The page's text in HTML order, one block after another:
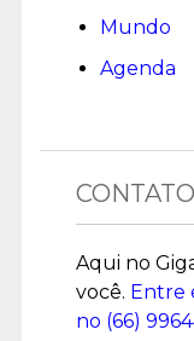
Mundo
Agenda
CONTATO
Aqui no
você. Entre
no (66)